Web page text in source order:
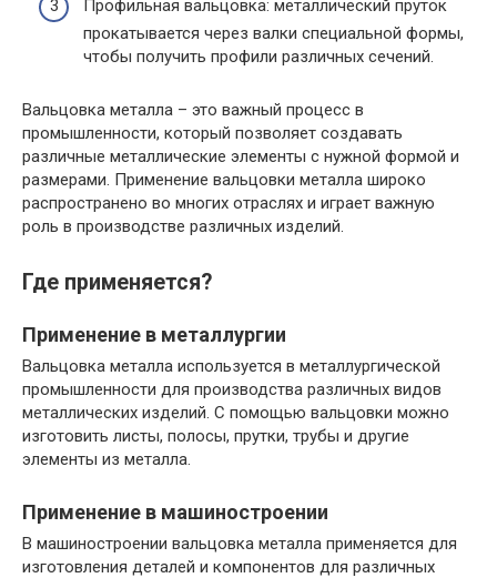
Профильная вальцовка: металлический пруток
прокатывается через валки специальной формы,
чтобы получить профили различных сечений.
Вальцовка металла – это важный процесс в
промышленности, который позволяет создавать
различные металлические элементы с нужной формой и
размерами. Применение вальцовки металла широко
распространено во многих отраслях и играет важную
роль в производстве различных изделий.
Где применяется?
Применение в металлургии
Вальцовка металла используется в металлургической
промышленности для производства различных видов
металлических изделий. С помощью вальцовки можно
изготовить листы, полосы, прутки, трубы и другие
элементы из металла.
Применение в машиностроении
В машиностроении вальцовка металла применяется для
изготовления деталей и компонентов для различных